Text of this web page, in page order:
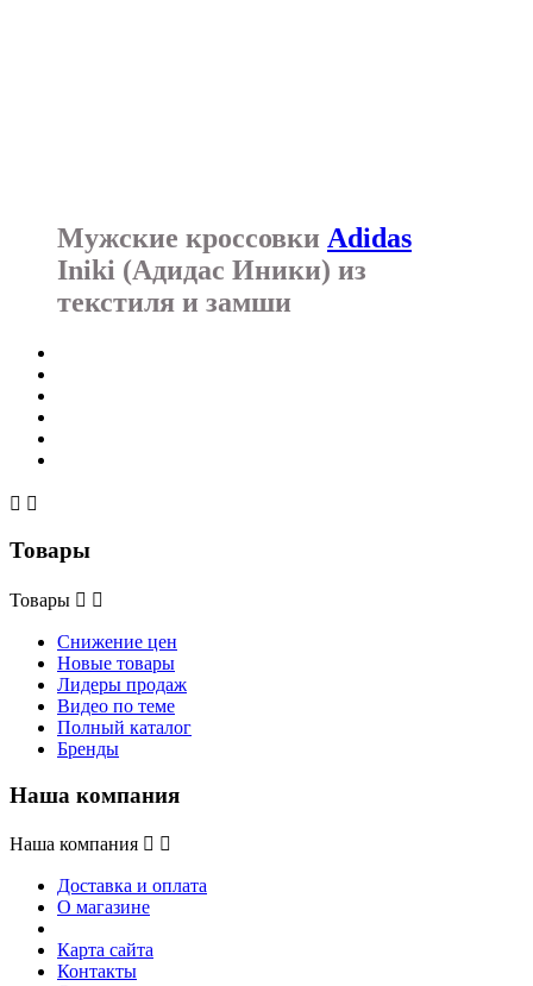
Мужские кроссовки Adidas
Iniki (Адидас Иники) из
текстиля и замши
 
Товары
Товары  
Снижение цен
Новые товары
Лидеры продаж
Видео по теме
Полный каталог
Бренды
Наша компания
Наша компания  
Доставка и оплата
О магазине
Карта сайта
Контакты